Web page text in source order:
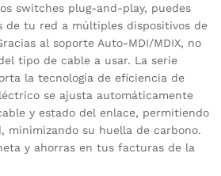
switches plug-and-play, puedes
de tu red a múltiples dispositivos de
al soporte Auto-MDI/MDIX, no
tipo de cable a usar. La serie
la tecnología de eficiencia de
se ajusta automáticamente
y estado del enlace, permitiendo
minimizando su huella de carbono.
y ahorras en tus facturas de la